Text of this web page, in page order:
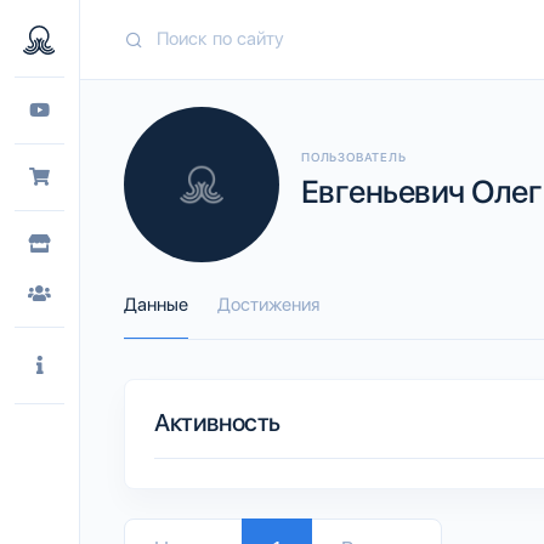
ПОЛЬЗОВАТЕЛЬ
Евгеньевич
Данные Достижения
Активность